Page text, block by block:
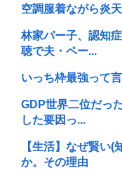
空調服着ながら炎
林家パー子、認知
聴で夫・ペー...
いっち枠最強って
GDP世界二位だっ
した要因っ...
【生活】なぜ賢い
か。その理由